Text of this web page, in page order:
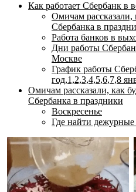
Как работает Сбербанк в
Омичам рассказали,
Сбербанка в
Работа банков в
Дни работы
Москве
График работы
год,1,2,3,4,5,6,7,8
Омичам рассказали, как
Сбербанка в праздники
Воскресенье
Где найти дежурные